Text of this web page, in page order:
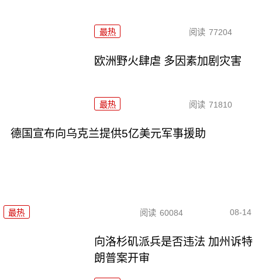
最热 阅读 77204
欧洲野火肆虐 多因素加剧灾害
最热 阅读 71810
德国宣布向乌克兰提供5亿美元军事援助
最热 阅读 60084 08-14
向洛杉矶派兵是否违法 加州诉特
朗普案开审